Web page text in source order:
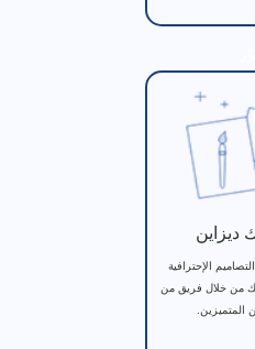
ديزاين
الإحترافية
من خلال فريق من
المتميزين.